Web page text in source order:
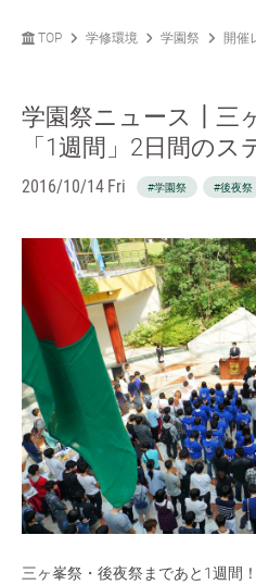
TOP 学修環境 学園祭 開催
学園祭ニュース┃三
「1週間」2日間のス
2016/10/14 Fri #学園祭 #後夜祭
三ヶ峯祭・後夜祭まであと1週間！